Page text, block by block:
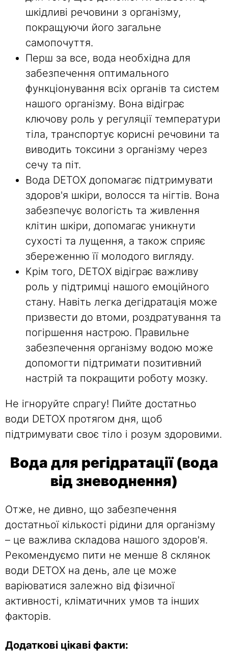
шкідливі речовини з організму,
покращуючи його загальне
самопочуття.
Перш за все, вода необхідна для
забезпечення оптимального
функціонування всіх органів та систем
нашого організму. Вона відіграє
ключову роль у регуляції температури
тіла, транспортує корисні речовини та
виводить токсини з організму через
сечу та піт.
Вода DETOX допомагає підтримувати
здоров'я шкіри, волосся та нігтів. Вона
забезпечує вологість та живлення
клітин шкіри, допомагає уникнути
сухості та лущення, а також сприяє
збереженню її молодого вигляду.
Крім того, DETOX відіграє важливу
роль у підтримці нашого емоційного
стану. Навіть легка дегідратація може
призвести до втоми, роздратування та
погіршення настрою. Правильне
забезпечення організму водою може
допомогти підтримати позитивний
настрій та покращити роботу мозку.
Не ігноруйте спрагу! Пийте достатньо
води DETOX протягом дня, щоб
підтримувати своє тіло і розум здоровими.
Вода для регідратації (вода
від зневоднення)
Отже, не дивно, що забезпечення
достатньої кількості рідини для організму
– це важлива складова нашого здоров'я.
Рекомендуємо пити не менше 8 склянок
води DETOX на день, але це може
варіюватися залежно від фізичної
активності, кліматичних умов та інших
факторів.
Додаткові цікаві факти: